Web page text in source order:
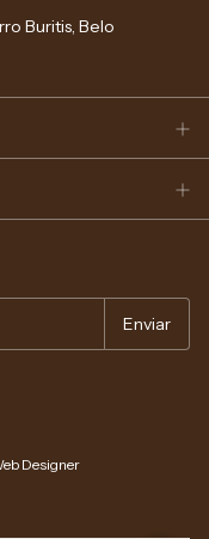
Buritis, Belo
Designer